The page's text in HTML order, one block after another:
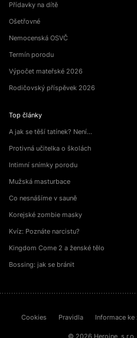
Přídavky na dítě
Ošetřovné
Nemocenská OSVČ
Termín porodu
Výpočet mateřské 2026
Rodičovský příspěvek 2026
Top články
A jak se těší tatínek? Není…
Protivná učitelka o školách
Intimní snímky porodu
Mužská masturbace
Co nesnášíme v sauně
Korejské zombie masky
Kvíz: Poznáte narcistu?
Kingdom Come 2 a ženské tělo
Bossing: jak se bránit
Cookies Pravidla Informace